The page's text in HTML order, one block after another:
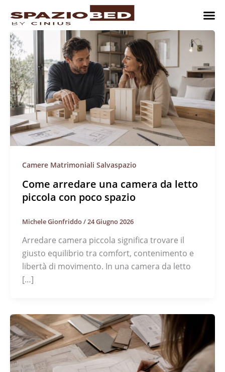
contenuto
Camere Matrimoniali Salvaspazio
Come arredare una camera da letto
piccola con poco spazio
Michele Gionfriddo/24 Giugno 2026
Arredare camera piccola significa trovare il
giusto equilibrio tra comfort, contenimento e
libertà di movimento. In una camera da letto
[…]